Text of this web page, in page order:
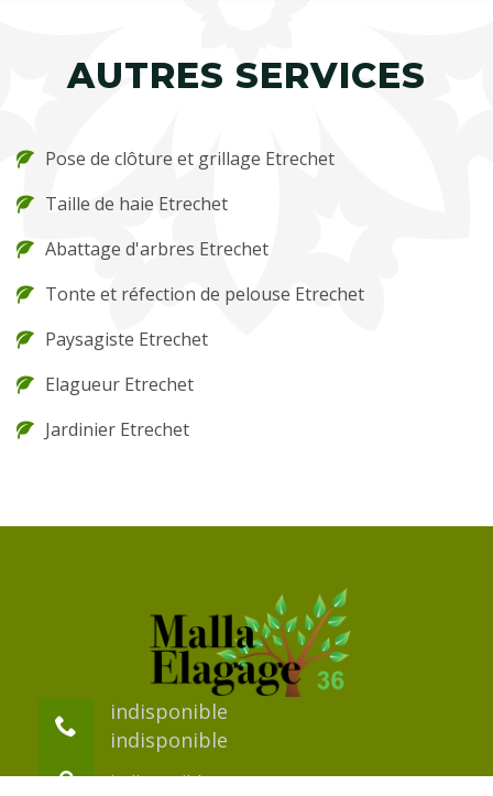
AUTRES SERVICES
Pose de clôture et grillage Etrechet
Taille de haie Etrechet
Abattage d'arbres Etrechet
Tonte et réfection de pelouse Etrechet
Paysagiste Etrechet
Elagueur Etrechet
Jardinier Etrechet
indisponible
indisponible
indisponible